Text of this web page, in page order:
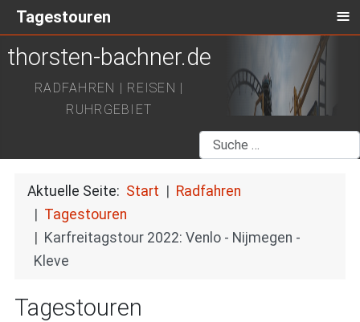
thorsten-bachner.de
RADFAHREN | REISEN |
RUHRGEBIET
Suchen
Aktuelle Seite: Start
Radfahren
Tagestouren
Karfreitagstour 2022: Venlo - Nijmegen -
Kleve
Tagestouren
Tagestouren ≡